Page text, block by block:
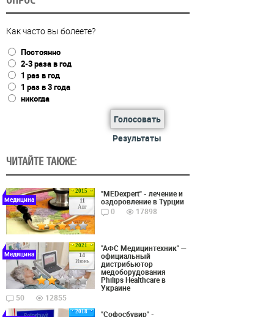
Как часто вы болеете?
Постоянно
2-3 раза в год
1 раз в год
1 раз в 3 года
никогда
Голосовать
Результаты
ЧИТАЙТЕ ТАКЖЕ:
2015
11
Авг
Медицина
"MEDexpert" - лечение и
оздоровление в Турции
0
17898
2021
14
Июнь
Медицина
"АФС Медицинтехник" —
официальный
дистрибьютор
медоборудования
Philips Healthcare в
Украине
50
12855
2018
"Софосбувир" -